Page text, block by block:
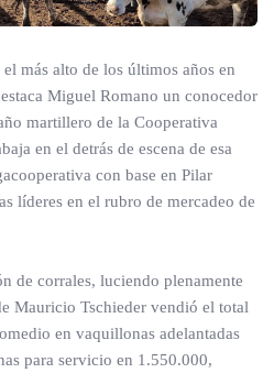
más alto de los últimos años en
Miguel Romano un conocedor
martillero de la Cooperativa
en el detrás de escena de esa
con base en Pilar
líderes en el rubro de mercadeo de
de corrales, luciendo plenamente
Mauricio Tschieder vendió el total
en vaquillonas adelantadas
para servicio en 1.550.000,